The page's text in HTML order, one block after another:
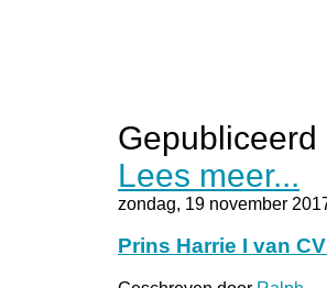
Gepubliceerd
Lees meer...
zondag, 19 november
Prins Harrie I van